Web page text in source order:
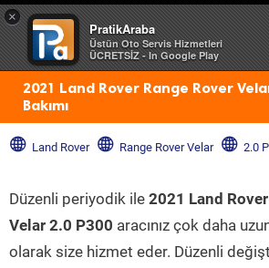
×
PratikAraba
Üstün Oto Servis Hizmetleri
ÜCRETSİZ - In Google Play
2021 Land Rover Range Rover
Bakımı
Land Rover Range Rover Velar 2.0
Düzenli periyodik ile 2021 Land
Velar 2.0 P300 aracınız çok daha
olarak size hizmet eder. Düzenli